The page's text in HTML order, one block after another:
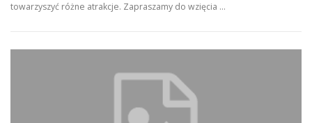
towarzyszyć różne atrakcje. Zapraszamy do wzięcia …